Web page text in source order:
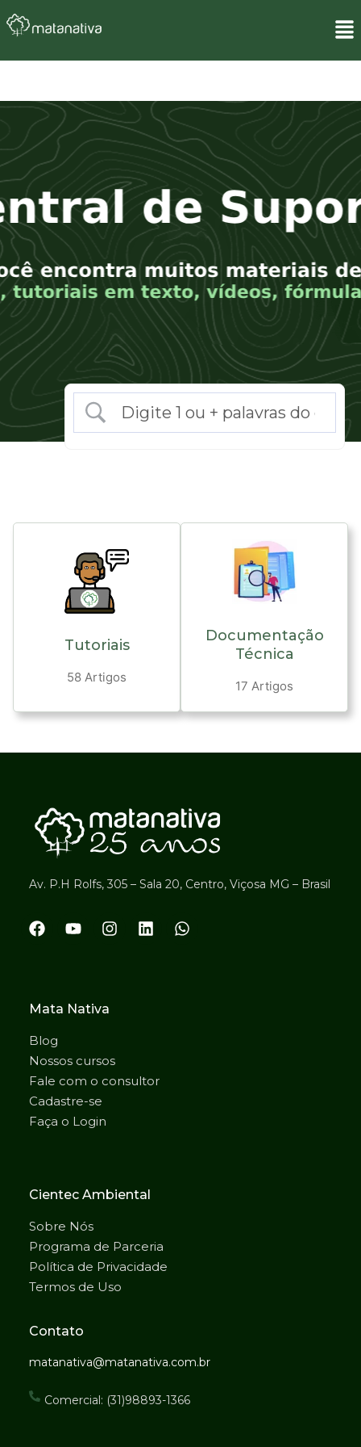
Tutoriais
58 Artigos
Documentação
Técnica
17 Artigos
Av. P.H Rolfs, 305 – Sala 20, Centro, Viçosa MG – Brasil
Mata Nativa
Blog
Nossos cursos
Fale com o consultor
Cadastre-se
Faça o Login
Cientec Ambiental
Sobre Nós
Programa de Parceria
Política de Privacidade
Termos de Uso
Contato
matanativa@matanativa.com.br
Comercial: (31)98893-1366